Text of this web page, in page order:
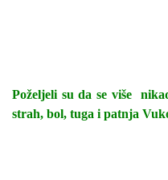
Poželjeli su da se više
strah, bol, tuga i patnja